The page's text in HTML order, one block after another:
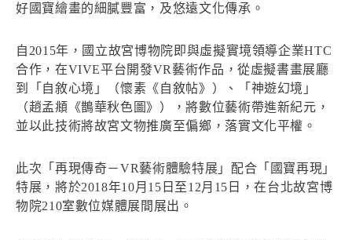
好國寶繪畫的細膩豐富，及悠遠文化傳承。
自2015年，國立故宮博物院即與虛擬實境領導企業HTC
合作，在VIVE平台開發VR藝術作品，從虛擬書畫展廳
到「自敘心境」（懷素《自敘帖》）、「神遊幻境」
（趙孟頫《鵲華秋色圖》），將數位藝術帶進新紀元，
並以此技術將故宮文物推廣至偏鄉，落實文化平權。
此次「再現傳奇－VR藝術體驗特展」配合「國寶再現」
特展，將於2018年10月15日至12月15日，在台北故宮博
物院210室數位媒體展間展出。